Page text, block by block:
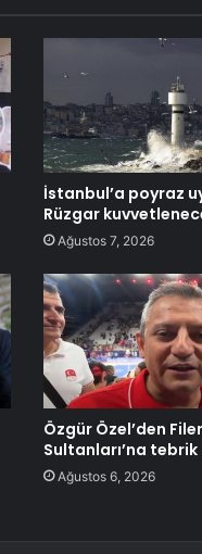
İstanbul’a poyraz
Rüzgar
Ağustos 7, 2026
Özgür Özel’den
Sultanları’na
Ağustos 6, 2026